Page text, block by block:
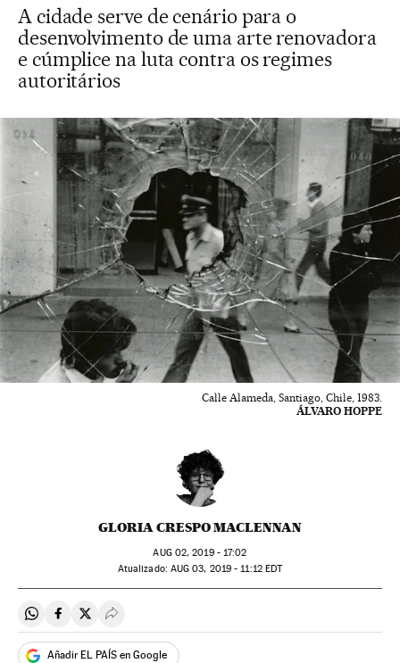
A cidade serve de cenário para o
desenvolvimento de uma arte renovadora
e cúmplice na luta contra os regimes
autoritários
Calle Alameda, Santiago, Chile, 1983.
ÁLVARO HOPPE
GLORIA CRESPO MACLENNAN
AUG02, 2019 - 17:02
atualizado: AUG 03, 2019 - 11:12EDT
Compartir en Whatsapp
Compartir en Facebook
Compartir en Twitter
Desplegar Redes Sociales
Añadir EL PAÍS en Google